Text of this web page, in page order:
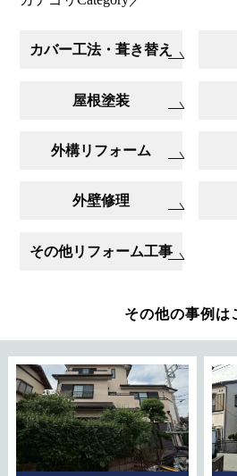
カバー工法・葺き替え
屋根塗装
外構リフォーム
外壁修理
その他リフォーム工事
その他の事例は